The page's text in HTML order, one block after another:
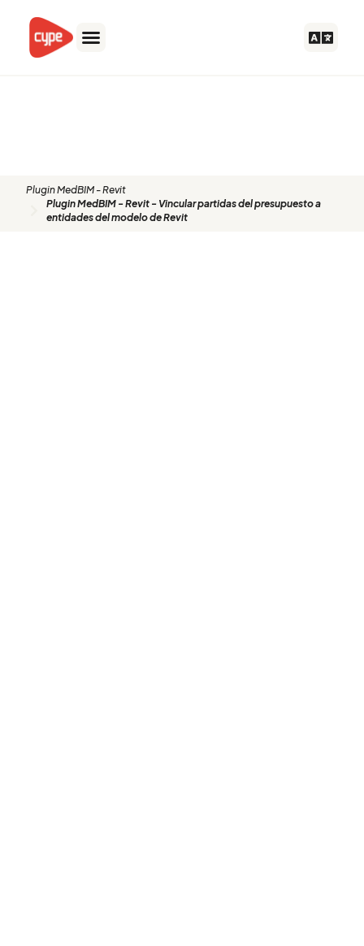
contenido
Plugin MedBIM - Revit
Plugin MedBIM - Revit - Vincular partidas del presupuesto a
entidades del modelo de Revit